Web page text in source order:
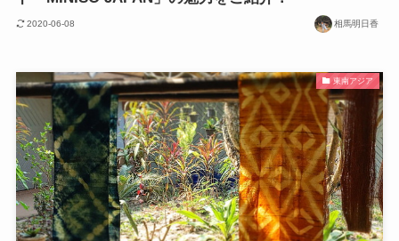
2020-06-08 相馬明日香
東南アジア